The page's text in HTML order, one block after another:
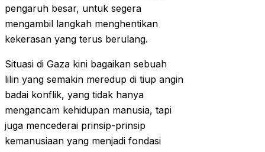
pengaruh besar, untuk segera
mengambil langkah menghentikan
kekerasan yang terus berulang.
Situasi di Gaza kini bagaikan sebuah
lilin yang semakin meredup di tiup angin
badai konflik, yang tidak hanya
mengancam kehidupan manusia, tapi
juga mencederai prinsip-prinsip
kemanusiaan yang menjadi fondasi